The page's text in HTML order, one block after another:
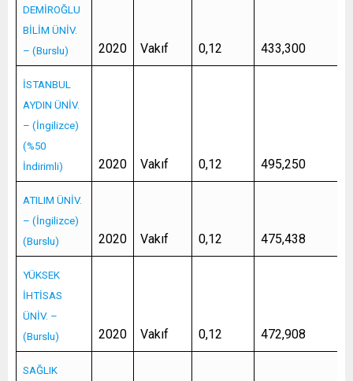
DEMİROĞLU
BİLİM ÜNİV.
– (Burslu)
2020 Vakıf 0,12 433,300
İSTANBUL
AYDIN ÜNİV.
– (İngilizce)
(%50
İndirimli)
2020 Vakıf 0,12 495,250
ATILIM ÜNİV.
– (İngilizce)
(Burslu)
2020 Vakıf 0,12 475,438
YÜKSEK
İHTİSAS
ÜNİV. –
(Burslu)
2020 Vakıf 0,12 472,908
SAĞLIK